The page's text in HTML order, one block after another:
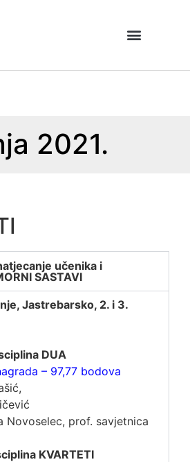
2021.
učenika i
SASTAVI
Jastrebarsko, 2. i 3.
DUA
– 97,77 bodova
Novoselec, prof. savjetnica
KVARTETI